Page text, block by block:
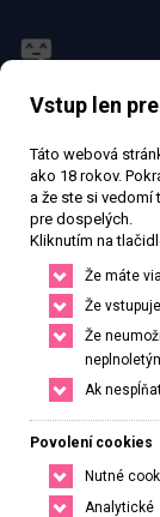
8 214 zhlédnutí
Trnava,
+421 944115238
Vstup len
Táto webová
ako 18 rokov.
a že ste si vedomí
pre dospelých.
Kliknutím na
Že máte
Že
Že
Ak
Povolení cookies
Nutné
Analytické